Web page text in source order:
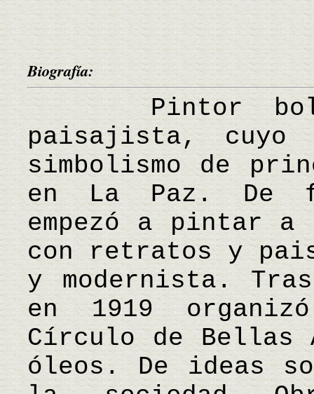
Biografía:
Pintor
paisajista,
simbolismo de
en La Paz. De
empezó a pintar
con retratos y
y modernista.
en 1919
Círculo de Bellas
óleos. De ideas